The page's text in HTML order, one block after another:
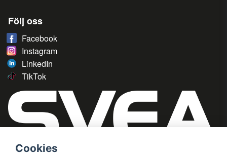
Följ oss
Facebook
Instagram
LinkedIn
TikTok
Cookies